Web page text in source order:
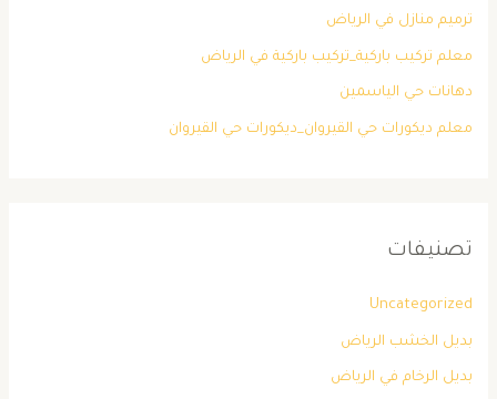
ترميم منازل في الرياض
معلم تركيب باركية_تركيب باركية في الرياض
دهانات حي الياسمين
معلم ديكورات حي القيروان_ديكورات حي القيروان
تصنيفات
Uncategorized
بديل الخشب الرياض
بديل الرخام في الرياض